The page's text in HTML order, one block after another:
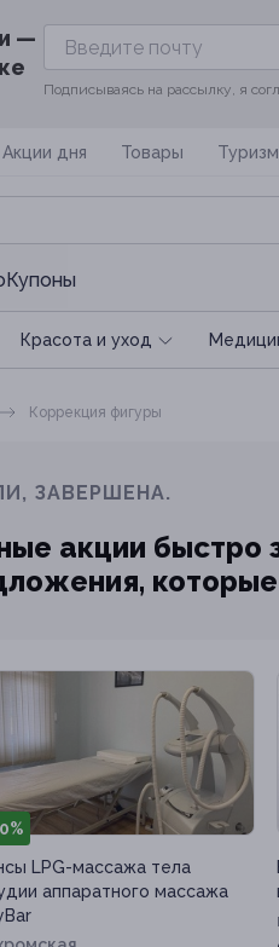
—
Подписываясь на рассылку, я
Акции дня Товары Туризм
Красота и уход
Коррекция фигуры
ЗАВЕРШЕНА.
акции быстро
LPG-массажа тела
аппаратного массажа